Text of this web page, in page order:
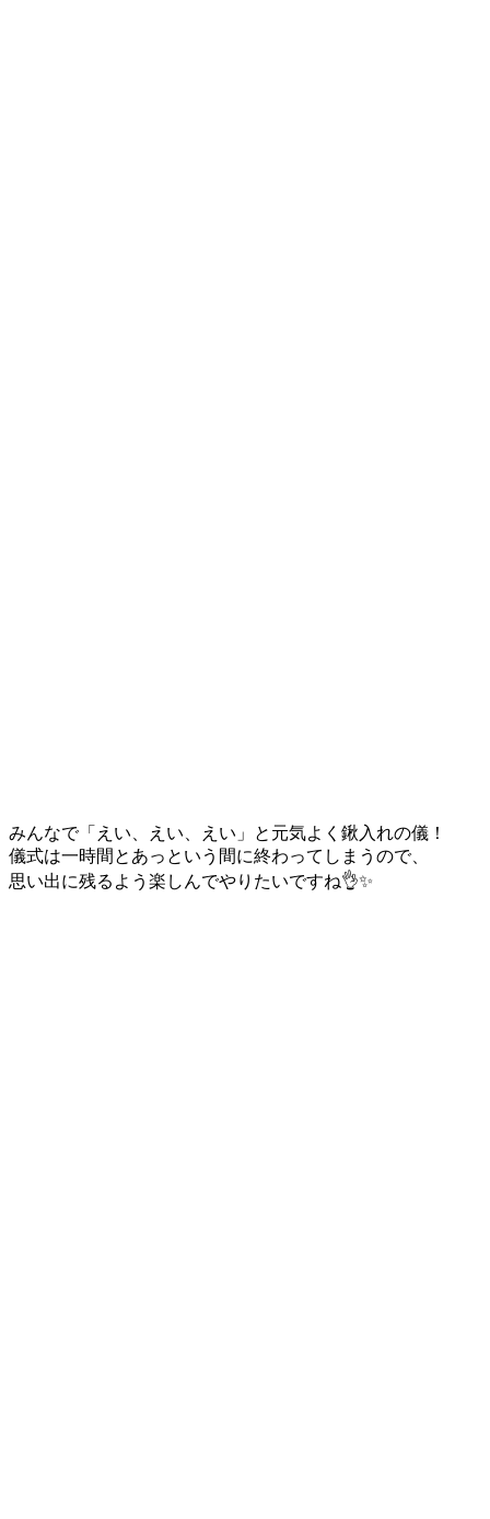
みんなで「えい、えい、えい」と元気よく鍬入れの儀！
儀式は一時間とあっという間に終わってしまうので、
思い出に残るよう楽しんでやりたいですね👌✨